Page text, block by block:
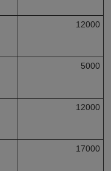
12000
5000
12000
17000